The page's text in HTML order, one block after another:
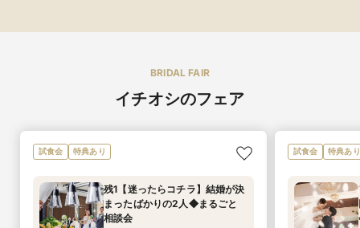
BRIDAL FAIR
イチオシのフェア
試食会 特典あり
残1【迷ったらコチラ】結婚が決
まったばかりの2人◆まるごと
相談会
試食会 特典あり